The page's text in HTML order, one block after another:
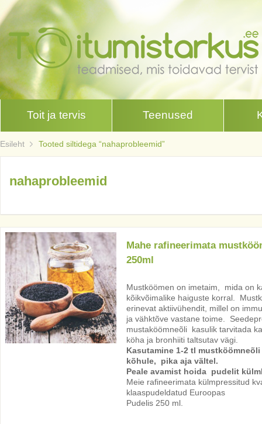
Toit ja tervis Teenused
Esileht Tooted siltidega “nahaprobleemid”
nahaprobleemid
Mahe rafineerimata
250ml
Mustköömen on imetaim, mida on
kõikvõimalike haiguste korral.
erinevat aktiivühendit, millel on
ja vähktõve vastane toime.
mustaköömneõli kasulik tarvitada
köha ja bronhiiti taltsutav vägi.
Kasutamine 1-2 tl
kõhule, pika aja vältel.
Peale avamist hoida pudelit
Meie rafineerimata külmpressitud
klaaspudeldatud Euroopas
Pudelis 250 ml.